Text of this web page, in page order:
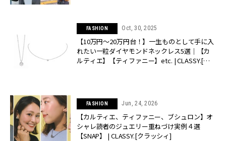
FASHION Oct, 30, 2025
【10万円〜20万円台！】一生ものとして手に入
れたい一粒ダイヤモンドネックレス5選｜【カ
ルティエ】【ティファニー】etc. | CLASSY.[ク
FASHION Jun, 24, 2026
【カルティエ、ティファニー、ブシュロン】オ
シャレ読者のジュエリー重ねづけ実例４選
【SNAP】 | CLASSY.[クラッシィ]